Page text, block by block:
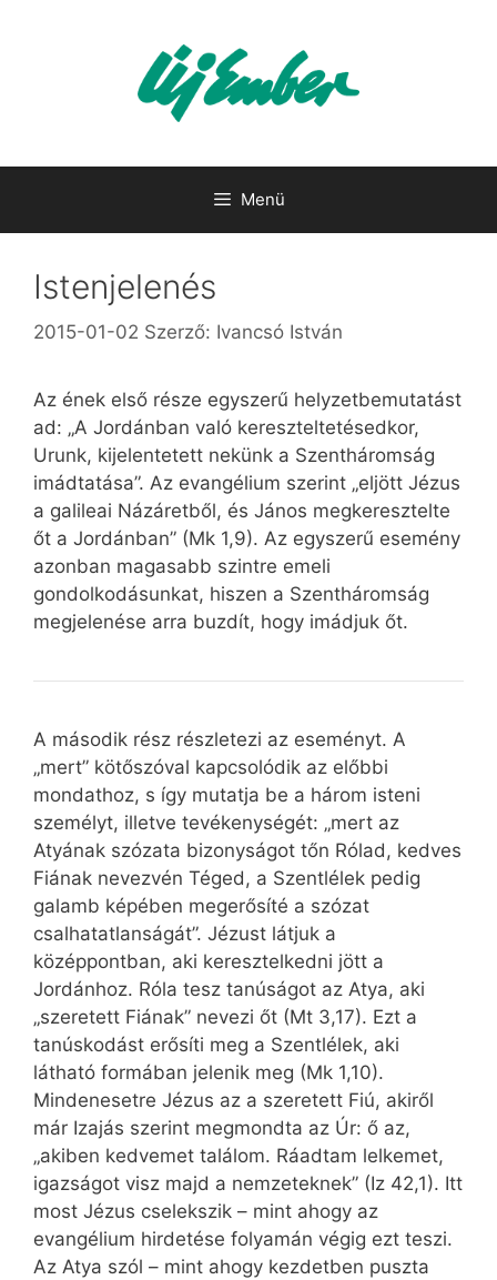
Menü
Istenjelenés
2015-01-02 Szerző: Ivancsó István
Az ének első része egyszerű helyzetbemutatást
ad: „A Jordánban való kereszteltetésedkor,
Urunk, kijelentetett nekünk a Szentháromság
imádtatása”. Az evangélium szerint „eljött Jézus
a galileai Názáretből, és János megkeresztelte
őt a Jordánban” (Mk 1,9). Az egyszerű esemény
azonban magasabb szintre emeli
gondolkodásunkat, hiszen a Szentháromság
megjelenése arra buzdít, hogy imádjuk őt.
A második rész részletezi az eseményt. A
„mert” kötőszóval kapcsolódik az előbbi
mondathoz, s így mutatja be a három isteni
személyt, illetve tevékenységét: „mert az
Atyának szózata bizonyságot tőn Rólad, kedves
Fiának nevezvén Téged, a Szentlélek pedig
galamb képében megerősíté a szózat
csalhatatlanságát”. Jézust látjuk a
középpontban, aki keresztelkedni jött a
Jordánhoz. Róla tesz tanúságot az Atya, aki
„szeretett Fiának” nevezi őt (Mt 3,17). Ezt a
tanúskodást erősíti meg a Szentlélek, aki
látható formában jelenik meg (Mk 1,10).
Mindenesetre Jézus az a szeretett Fiú, akiről
már Izajás szerint megmondta az Úr: ő az,
„akiben kedvemet találom. Ráadtam lelkemet,
igazságot visz majd a nemzeteknek” (Iz 42,1). Itt
most Jézus cselekszik – mint ahogy az
evangélium hirdetése folyamán végig ezt teszi.
Az Atya szól – mint ahogy kezdetben puszta